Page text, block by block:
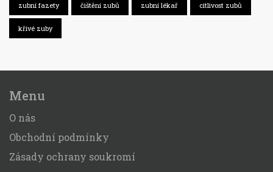
zubní fazety čištění zubů zubní lékař citlivost zubů
křivé zuby
Menu
O nás
Obchodní podmínky
Zásady ochrany soukromí